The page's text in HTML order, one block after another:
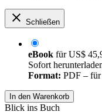
Schließen
eBook fürUS$
Sofort
Format: PDF – für
In den Warenkorb
Blick ins Buch